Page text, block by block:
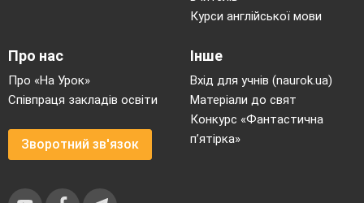
Курси англійської мови
Про нас
Про «На Урок»
Співпраця закладів освіти
Зворотний зв'язок
Інше
Вхід для учнів (naurok.ua)
Матеріали до свят
Конкурс «Фантастична
п’ятірка»